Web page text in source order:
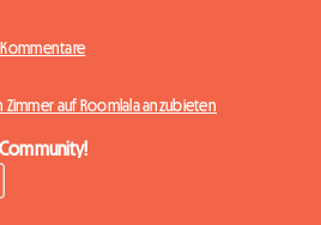
Zimmer auf Roomlala anzubieten